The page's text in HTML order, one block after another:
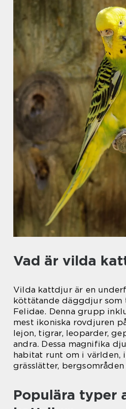
Vad är vilda
Vilda kattdjur är en
köttätande däggdjur som
Felidae. Denna grupp
mest ikoniska rovdjuren
lejon, tigrar, leoparder,
andra. Dessa magnifika
habitat runt om i världen,
grässlätter,
Populära typer